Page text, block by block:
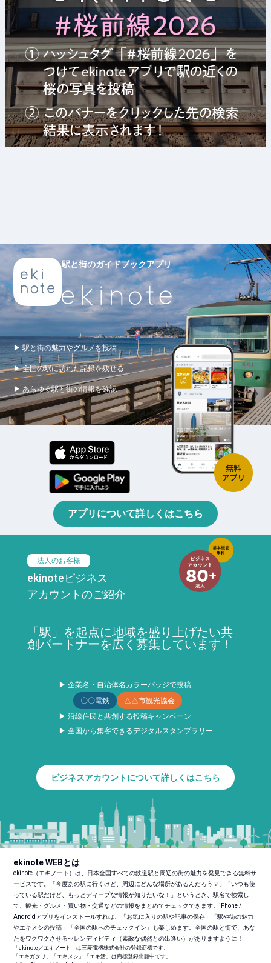
駅と街のガイドブックアプリ
▶ 駅と街の魅力やグルメを投稿
▶ 全国の駅に訪れた記録を残せる
▶ あらゆる駅と街の情報を確認
アプリについて詳しくはこちら
法人のお客様
ekinoteビジネス
アカウントのご紹介
「駅」を起点に地域を盛り上げたい共
創パートナーを広く募集しています！
▶ 企業名・自治体名カラーバッジで投稿
〇〇電鉄
△△市観光協会
▶ 沿線住民と共創する投稿キャンペーン
▶ 全国から集客できるデジタルスタンプラリー
ビジネスアカウントについて詳しくはこちら
ekinote WEBとは
ekinote（エキノート）は、日本全国すべての鉄道駅と周辺の街の魅力を発見できる無料サ
ービスです。「今度あの駅に行くけど、周辺にどんな場所があるんだろう？」「いつも使
っている駅だけど、もっとディープな情報が知りたいな！」というとき、駅名で検索し
て、観光・グルメ・買い物・交通などの情報をまとめてチェックできます。iPhone /
Androidアプリをインストールすれば、「お気に入りの駅や記事の保存」「駅や街の魅力
やエキメシの投稿」「全国の駅へのチェックイン」も楽しめます。全国の駅と街で、あな
たをワクワクさせるセレンディピティ（素敵な偶然との出逢い）がありますように！
「ekinote／エキノート」は三菱電機株式会社の登録商標です。
「エキガタリ」「エキメシ」「エキ活」は商標登録出願中です。